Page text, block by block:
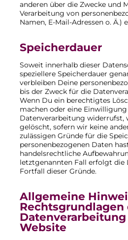
anderen über die Zwecke und
Verarbeitung von
Namen, E-Mail-Adressen o. Ä.)
Speicherdauer
Soweit innerhalb dieser
speziellere Speicherdauer
verbleiben Deine
bis der Zweck für die
Wenn Du ein berechtigtes
machen oder eine Einwilligung
Datenverarbeitung widerrufst,
gelöscht, sofern wir keine
zulässigen Gründe für die
personenbezogenen Daten
handelsrechtliche
letztgenannten Fall erfolgt die
Fortfall dieser Gründe.
Allgemeine
Rechtsgrundlagen
Website